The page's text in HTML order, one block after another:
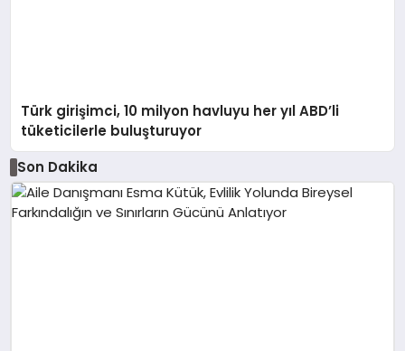
Türk girişimci, 10 milyon havluyu her yıl ABD’li
tüketicilerle buluşturuyor
Son Dakika